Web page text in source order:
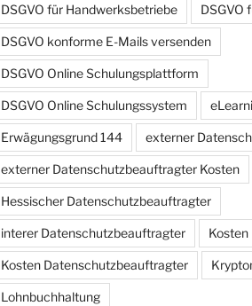
DSGVO für Handwerksbetriebe DSGVO
DSGVO konforme E-Mails versenden
DSGVO Online Schulungsplattform
DSGVO Online Schulungssystem
Erwägungsgrund 144 externer
externer Datenschutzbeauftragter Kosten
Hessischer Datenschutzbeauftragter
interer Datenschutzbeauftragter
Kosten Datenschutzbeauftragter
Lohnbuchhaltung